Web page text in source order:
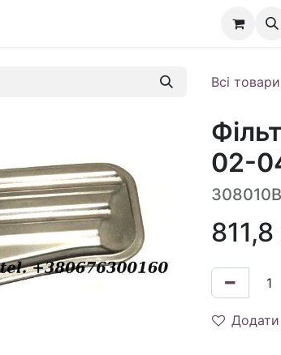
Всі товари
02-
811,8